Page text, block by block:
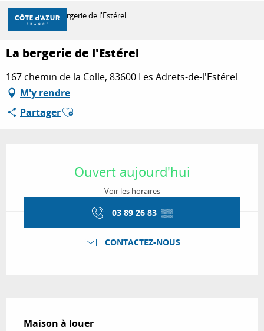
Aller
contenu
principal
DÉCOUVRIR
À FAIRE
Accueil La bergerie de l'Estérel
La bergerie de l'Estérel
167 chemin de la Colle, 83600 Les Adrets-de-l'Estérel
M'y rendre
PartagerAjouter aux favoris
Ouvert aujourd'hui
Voir les horaires
03 89 26 83 ▒▒
CONTACTEZ-NOUS
Maison à louer